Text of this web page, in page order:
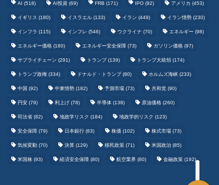
AI (518) AI投資 (69) FRB (171) IPO (92) アメリカ (453)
イギリス (180) イスラエル (133) イラン (449) イラン情勢 (230)
インフラ (115) インフレ (546) ウクライナ (70) エネルギー (98)
エネルギー価格 (180) エネルギー安全保障 (73) ガソリン価格 (97)
サプライチェーン (291) トランプ(139) トランプ大統領 (174)
トランプ政権 (334) ドナルド・トランプ(80) ホルムズ海峡 (233)
中国 (92) 中東情勢 (182) 予測市場 (73) 共和党 (90)
円安 (79) 利上げ (78) 半導体 (138) 原油価格 (260)
司法省 (82) 地政学リスク (184) 地政学的リスク (123)
安全保障 (79) 日本銀行 (83) 株価 (102) 株式市場 (73)
気候変動 (70) 決算 (129) 移民政策 (71) 米国政治 (85)
米国株 (93) 経済安全保障 (80) 航空業界 (80) 金融政策 (192)
野球まとめ
サッカーまとめ